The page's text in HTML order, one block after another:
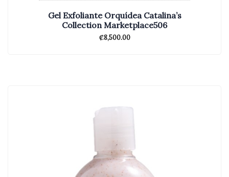
Gel Exfoliante Orquídea Catalina’s
Collection Marketplace506
₡8,500.00